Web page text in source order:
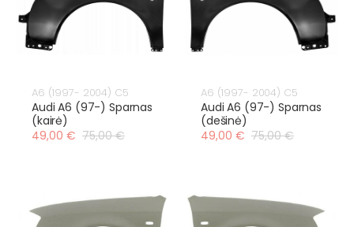
A6 (1997- 2004) C5
Audi A6 (97-) Sparnas
(kairė)
49,00 € 75,00 €
A6 (1997- 2004) C5
Audi A6 (97-) Sparnas
(dešinė)
49,00 € 75,00 €